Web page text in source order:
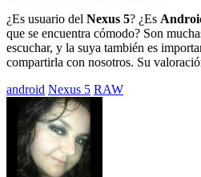
¿Es usuario del Nexus 5? ¿Es
que se encuentra cómodo? Son
escuchar, y la suya también es
compartirla con nosotros. Su
Etiquetado
con:
android Nexus 5 RAW